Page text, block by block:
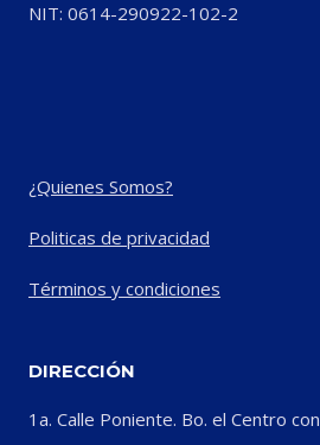
NIT: 0614-290922-102-2
¿Quienes Somos?
Politicas de privacidad
Términos y condiciones
DIRECCIÓN
1a. Calle Poniente. Bo. el Centro